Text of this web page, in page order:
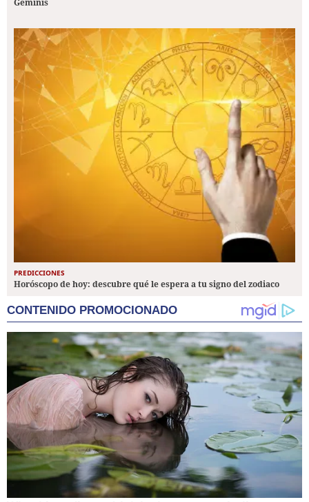
PREDICCIONES
Horóscopo de hoy: descubre qué le espera a tu signo del zodiaco
CONTENIDO PROMOCIONADO